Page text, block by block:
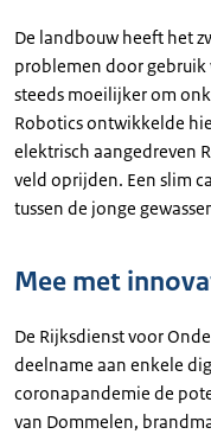
De landbouw heeft het
problemen door
steeds moeilijker om
Robotics ontwikkelde
elektrisch aangedreven
veld oprijden. Een slim
tussen de jonge
Mee met
De Rijksdienst voor
deelname aan enkele
coronapandemie de
van Dommelen,